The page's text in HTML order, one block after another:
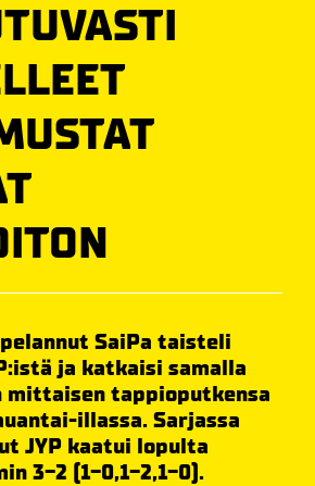
SaiPa taisteli
ja katkaisi samalla
tappioputkensa
illassa. Sarjassa
JYP kaatui lopulta
3-2 (1-0,1-2,1-0).